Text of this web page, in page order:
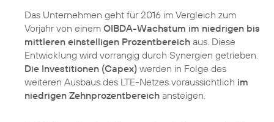
Das Unternehmen geht für 2016 im Vergleich zum
Vorjahr von einem OIBDA-Wachstum im niedrigen bis
mittleren einstelligen Prozentbereich aus. Diese
Die Investitionen (Capex) werden in Folge des
weiteren Ausbaus des LTE-Netzes voraussichtlich im
niedrigen Zehnprozentbereich ansteigen.